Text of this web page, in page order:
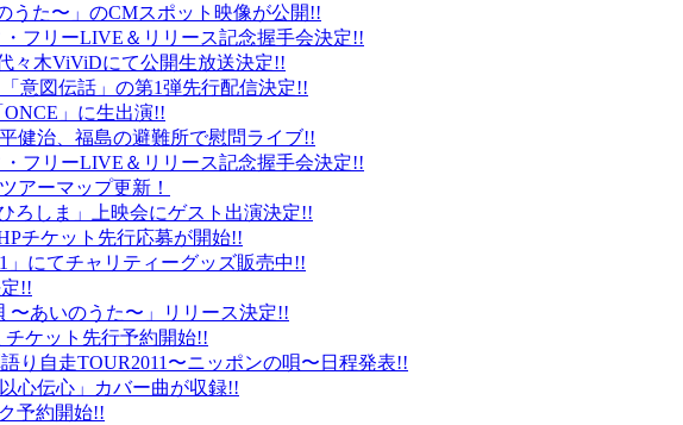
うた〜」のCMスポット映像が公開!!
フリーLIVE＆リリース記念握手会決定!!
々木ViViDにて公開生放送決定!!
意図伝話」の第1弾先行配信決定!!
」に生出演!!
健治、福島の避難所で慰問ライブ!!
フリーLIVE＆リリース記念握手会決定!!
アーマップ更新！
ろしま」上映会にゲスト出演決定!!
チケット先行応募が開始!!
」にてチャリティーグッズ販売中!!
!!
〜あいのうた〜」リリース決定!!
ケット先行予約開始!!
り自走TOUR2011〜ニッポンの唄〜日程発表!!
心伝心」カバー曲が収録!!
予約開始!!